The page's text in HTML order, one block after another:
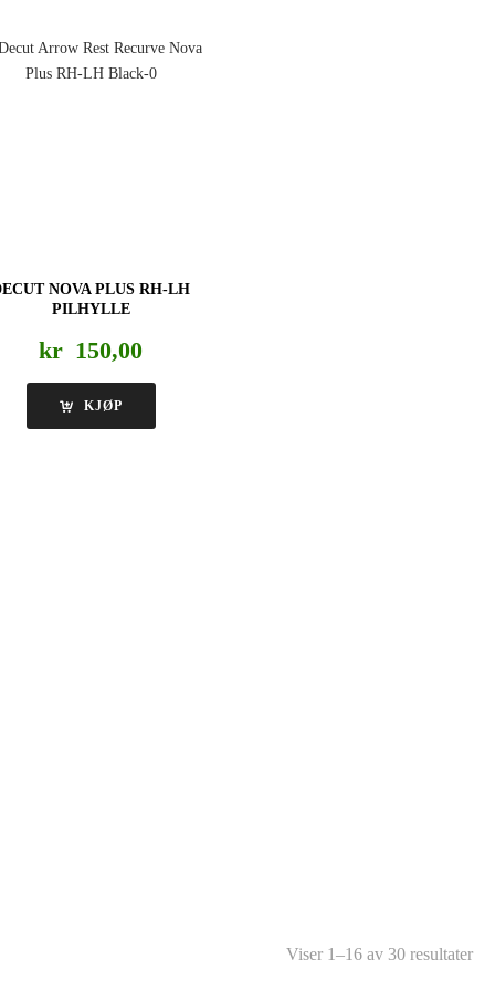
NOVA PLUS RH-LH
PILHYLLE
kr 150,00
KJØP
Viser 1–16 av 30 resultater